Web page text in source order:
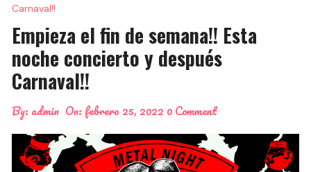
Carnaval!!
Empieza el fin de semana!! Esta
noche concierto y después
Carnaval!!
By: admin On: febrero 25, 2022 0 Comment